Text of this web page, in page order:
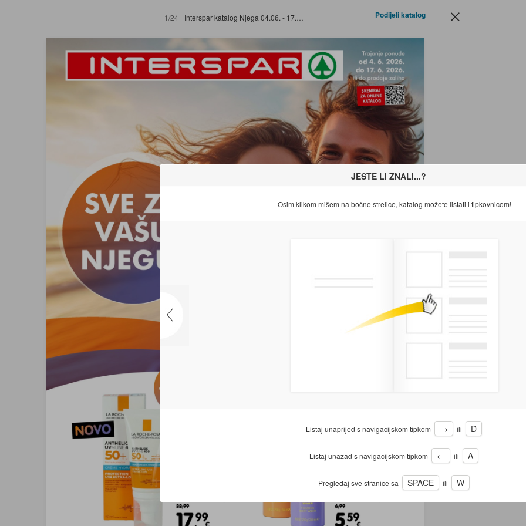
JESTE LI ZNALI...?
Osim klikom mišem na bočne strelice, katalog možete listati i tipkovnicom!
Listaj unaprijed s navigacijskom tipkom → ili D
Listaj unazad s navigacijskom tipkom ← ili A
Pregledaj sve stranice sa SPACE ili W
1/24 Interspar katalog Njega 04.06. - 17.06.2026. Podijeli katalog